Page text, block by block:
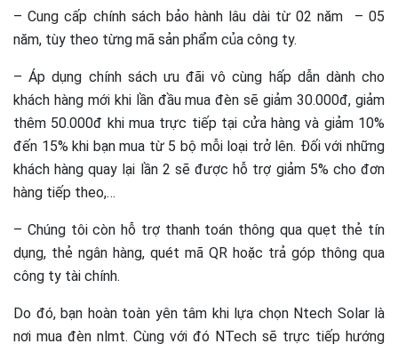
– Cung cấp chính sách bảo hành lâu dài từ 02 năm – 05
năm, tùy theo từng mã sản phẩm của công ty.
– Áp dụng chính sách ưu đãi vô cùng hấp dẫn dành cho
khách hàng mới khi lần đầu mua đèn sẽ giảm 30.000đ, giảm
thêm 50.000đ khi mua trực tiếp tại cửa hàng và giảm 10%
đến 15% khi bạn mua từ 5 bộ mỗi loại trở lên. Đối với những
khách hàng quay lại lần 2 sẽ được hỗ trợ giảm 5% cho đơn
hàng tiếp theo,…
– Chúng tôi còn hỗ trợ thanh toán thông qua quẹt thẻ tín
dụng, thẻ ngân hàng, quét mã QR hoặc trả góp thông qua
công ty tài chính.
Do đó, bạn hoàn toàn yên tâm khi lựa chọn Ntech Solar là
nơi mua đèn nlmt. Cùng với đó NTech sẽ trực tiếp hướng